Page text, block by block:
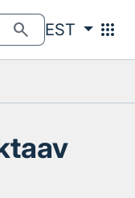
search EST apps